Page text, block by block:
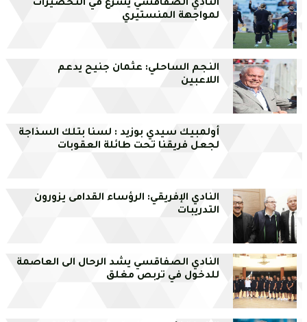
النادي الصفاقسي يشرع في التحضيرات
لمواجهة المنستيري
النجم الساحلي: عثمان جنيح يدعم
اللاعبين
أولمبيك سيدي بوزيد : لسنا بتلك السذاجة
لجعل فريقنا تحت طائلة العقوبات
النادي الإفريقي: الرؤساء القدامى يزورون
التدريبات
النادي الصفاقسي يشد الرحال الى العاصمة
للدخول في تربص مغلق